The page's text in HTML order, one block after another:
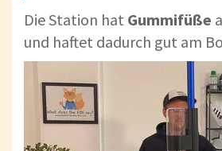
Die Station hat Gummifüße
und haftet dadurch gut am